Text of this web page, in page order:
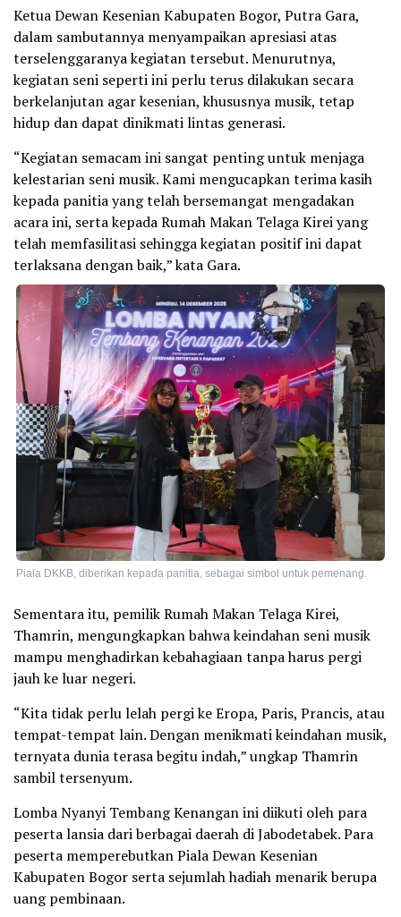
Ketua Dewan Kesenian Kabupaten Bogor, Putra Gara,
dalam sambutannya menyampaikan apresiasi atas
terselenggaranya kegiatan tersebut. Menurutnya,
kegiatan seni seperti ini perlu terus dilakukan secara
berkelanjutan agar kesenian, khususnya musik, tetap
hidup dan dapat dinikmati lintas generasi.
“Kegiatan semacam ini sangat penting untuk menjaga
kelestarian seni musik. Kami mengucapkan terima kasih
kepada panitia yang telah bersemangat mengadakan
acara ini, serta kepada Rumah Makan Telaga Kirei yang
telah memfasilitasi sehingga kegiatan positif ini dapat
terlaksana dengan baik,” kata Gara.
Piala DKKB, diberikan kepada panitia, sebagai simbol untuk pemenang.
Sementara itu, pemilik Rumah Makan Telaga Kirei,
Thamrin, mengungkapkan bahwa keindahan seni musik
mampu menghadirkan kebahagiaan tanpa harus pergi
jauh ke luar negeri.
“Kita tidak perlu lelah pergi ke Eropa, Paris, Prancis, atau
tempat-tempat lain. Dengan menikmati keindahan musik,
ternyata dunia terasa begitu indah,” ungkap Thamrin
sambil tersenyum.
Lomba Nyanyi Tembang Kenangan ini diikuti oleh para
peserta lansia dari berbagai daerah di Jabodetabek. Para
peserta memperebutkan Piala Dewan Kesenian
Kabupaten Bogor serta sejumlah hadiah menarik berupa
uang pembinaan.